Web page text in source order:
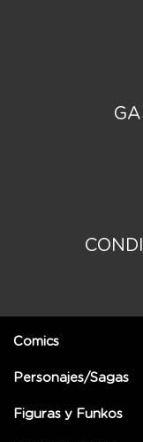
Comics
Personajes/Sagas
Figuras y Funkos